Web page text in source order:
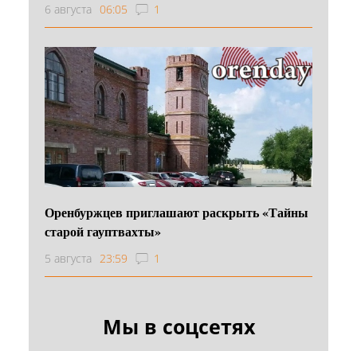
6 августа 06:05 1
Оренбуржцев приглашают раскрыть «Тайны
старой гауптвахты»
5 августа 23:59 1
Мы в соцсетях